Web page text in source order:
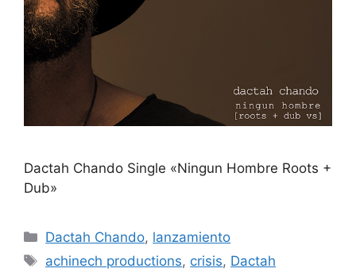
Dactah Chando Single «Ningun Hombre Roots +
Dub»
Dactah Chando, lanzamiento
achinech productions, crisis, Dactah